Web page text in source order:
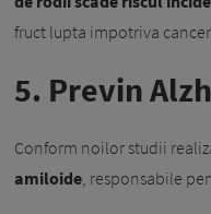
fruct lupta impotriva
5. Previn
Conform noilor studii
amiloide, responsabile